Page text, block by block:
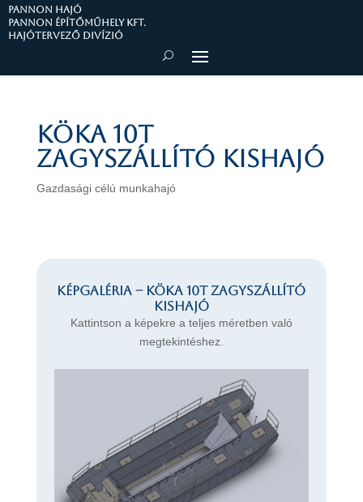
PANNON HAJÓ
Pannon Építőműhely Kft.
Hajótervező divízió
KÖKA 10T
zagyszállító kishajó
Gazdasági célú munkahajó
Képgaléria – KÖKA 10T zagyszállító
kishajó
Kattintson a képekre a teljes méretben való
megtekintéshez.